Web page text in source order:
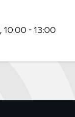
10:00 - 13:00